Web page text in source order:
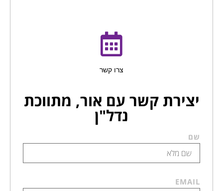
צרו קשר
יצירת קשר עם אור, מתווכת
נדל"ן
שם
EMAIL